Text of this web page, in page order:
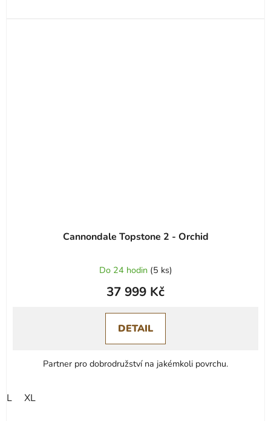
Cannondale Topstone 2 - Orchid
Do 24 hodin (5 ks)
37 999 Kč
DETAIL
Partner pro dobrodružství na jakémkoli povrchu.
L XL